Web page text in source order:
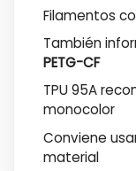
Filamentos
También
PETG-CF
TPU 95A
monocolor
Conviene
material